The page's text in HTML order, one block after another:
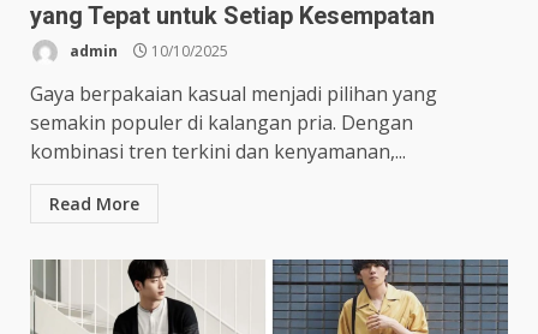
yang Tepat untuk Setiap Kesempatan
admin 10/10/2025
Gaya berpakaian kasual menjadi pilihan yang
semakin populer di kalangan pria. Dengan
kombinasi tren terkini dan kenyamanan,...
Read More